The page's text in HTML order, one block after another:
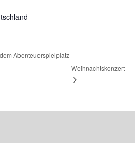
Abenteuerspielplatz
Weihnachtskonzert